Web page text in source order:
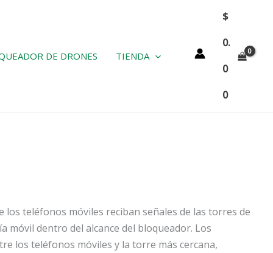
DE DRONES TIENDA
$
0.
0
0
los teléfonos móviles reciban señales de las torres de
móvil dentro del alcance del bloqueador. Los
los teléfonos móviles y la torre más cercana,